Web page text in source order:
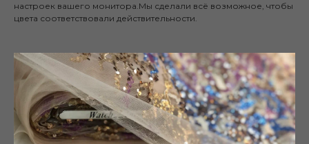
настроек вашего монитора.Мы сделали всё возможное, чтобы
цвета соответствовали действительности.
Смотрите также
Публичная оферта